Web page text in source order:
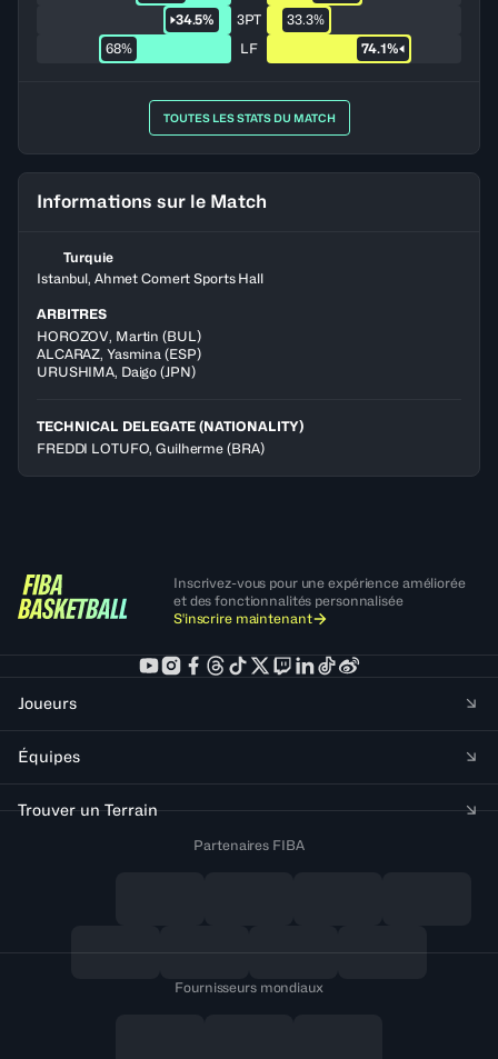
34.5%
3PT
33.3%
68%
LF 74.1%
TOUTES LES STATS DU MATCH
Informations sur le Match
Turquie
Istanbul, Ahmet Comert Sports Hall
ARBITRES
HOROZOV, Martin (BUL )
ALCARAZ, Yasmina (ESP)
URUSHIMA, Daigo (JPN)
TECHNICAL DELEGATE (NATIONALITY)
FREDDI LOTUFO, Guilherme (BRA)
Inscrivez-vous pour une expérience améliorée
et des fonctionnalités personnalisée
S'inscrire maintenant
Joueurs
Équipes
Trouver un Terrain
Partenaires FIBA
Fournisseurs mondiaux